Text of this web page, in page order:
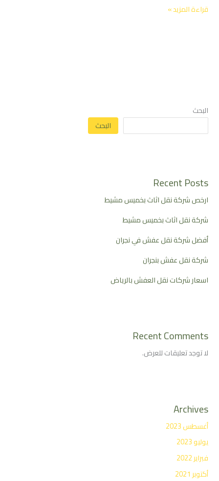
قراءة المزيد »
البحث
البحث
Recent Posts
ارخص شركة نقل اثاث بخميس مشيط
شركة نقل اثاث بخميس مشيط
أفضل شركة نقل عفش في نجران
شركة نقل عفش بنجران
اسعار شركات نقل العفش بالرياض
Recent Comments
لا توجد تعليقات للعرض.
Archives
أغسطس 2023
يوليو 2023
فبراير 2022
أكتوبر 2021